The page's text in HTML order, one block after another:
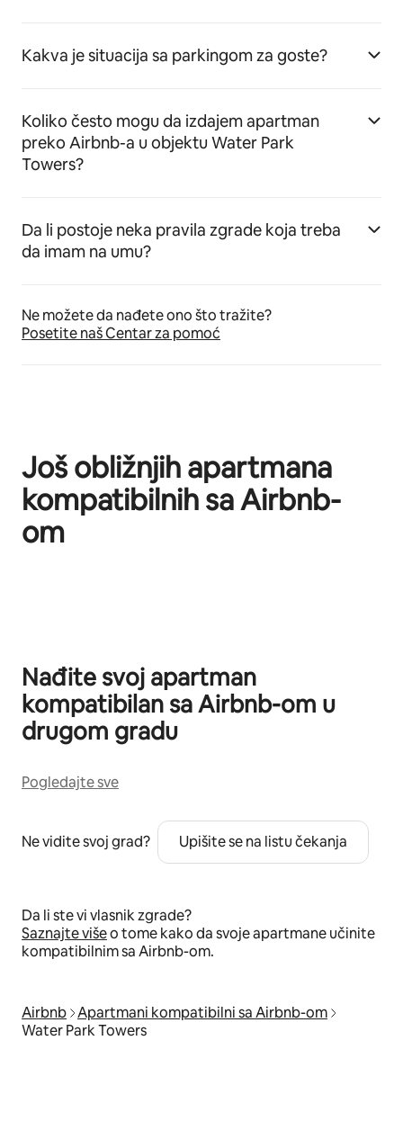
Kakva je situacija sa parkingom za goste?
Koliko često mogu da izdajem apartman
preko Airbnb-a u objektu Water Park
Towers?
Da li postoje neka pravila zgrade koja treba
da imam na umu?
Ne možete da nađete ono što tražite?
Posetite naš Centar za pomoć
Još obližnjih apartmana
kompatibilnih sa Airbnb-
om
Nađite svoj apartman
kompatibilan sa Airbnb-om u
drugom gradu
Pogledajte sve
Ne vidite svoj grad? Upišite se na listu čekanja
Da li ste vi vlasnik zgrade?
Saznajte višeo tome kako da svoje apartmane učinite
kompatibilnim sa Airbnb-om.
Airbnb Apartmani kompatibilni sa Airbnb-om
Water Park Towers